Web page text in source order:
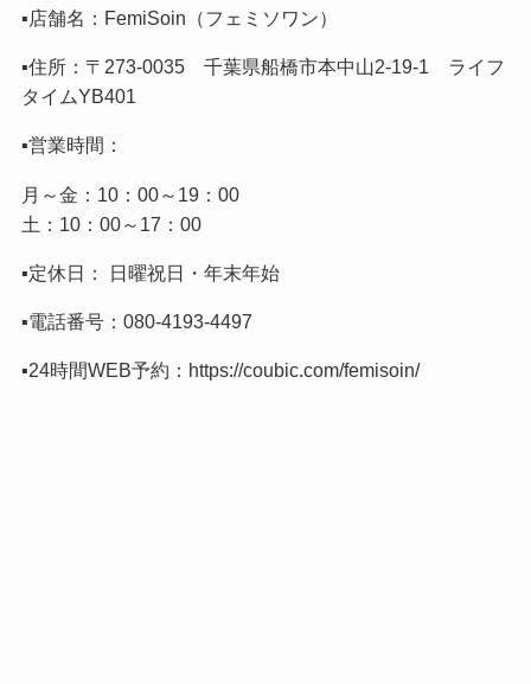
▪️店舗名：FemiSoin（フェミソワン）
▪️住所：〒273-0035 千葉県船橋市本中山2-19-1 ライフ
タイムYB401
▪️営業時間：
月～金：10：00～19：00
土：10：00～17：00
▪️定休日： 日曜祝日・年末年始
▪️電話番号： 080-4193-4497
▪️24時間WEB予約： https://coubic.com/femisoin/